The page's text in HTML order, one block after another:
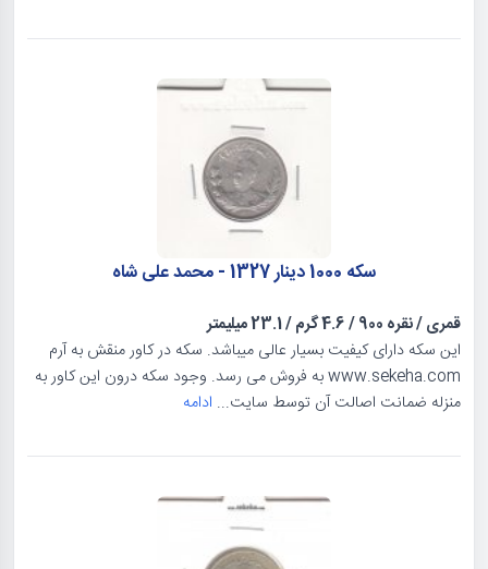
سکه 1000 دینار 1327 - محمد علی شاه
قمری/نقره 900 /4.6 گرم /23.1 میلیمتر
این سکه دارای کیفیت بسیار عالی میباشد. سکه در کاور منقش به آرم
www.sekeha.com به فروش می رسد. وجود سکه درون این کاور به
منزله ضمانت اصالت آن توسط سایت... ادامه